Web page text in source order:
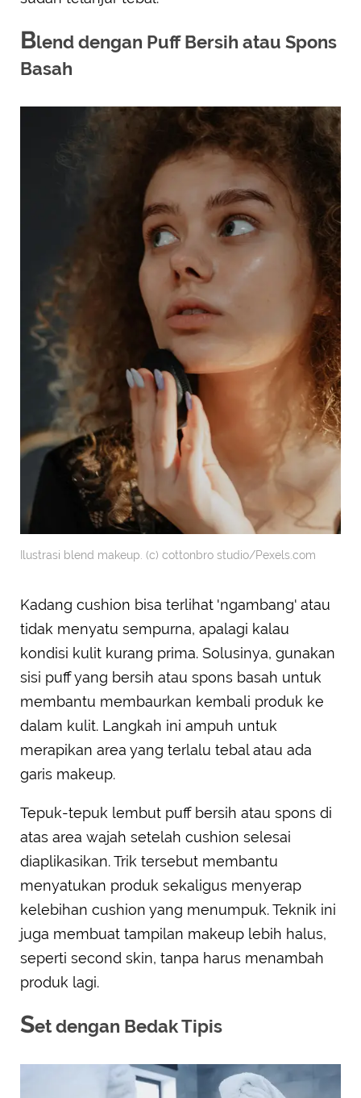
Blend dengan Puff Bersih atau Spons
Basah
Ilustrasi blend makeup. (c) cottonbro studio/Pexels.com
Kadang cushion bisa terlihat 'ngambang' atau
tidak menyatu sempurna, apalagi kalau
kondisi kulit kurang prima. Solusinya, gunakan
sisi puff yang bersih atau spons basah untuk
membantu membaurkan kembali produk ke
dalam kulit. Langkah ini ampuh untuk
merapikan area yang terlalu tebal atau ada
garis makeup.
Tepuk-tepuk lembut puff bersih atau spons di
atas area wajah setelah cushion selesai
diaplikasikan. Trik tersebut membantu
menyatukan produk sekaligus menyerap
kelebihan cushion yang menumpuk. Teknik ini
juga membuat tampilan makeup lebih halus,
seperti second skin, tanpa harus menambah
produk lagi.
Set dengan Bedak Tipis